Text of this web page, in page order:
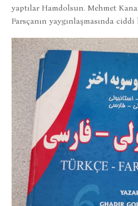
yaptılar Hamdolsun. Mehmet
Farsçanın yaygınlaşmasında ciddi